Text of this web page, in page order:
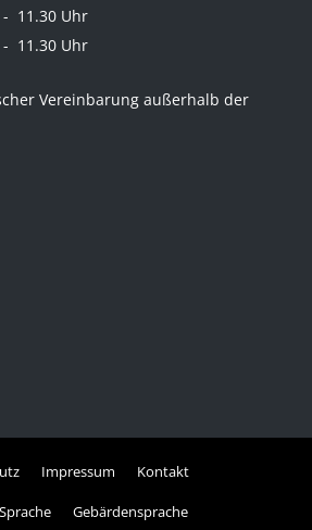
11.30 Uhr
11.30 Uhr
Vereinbarung außerhalb der
Impressum Kontakt
Gebärdensprache